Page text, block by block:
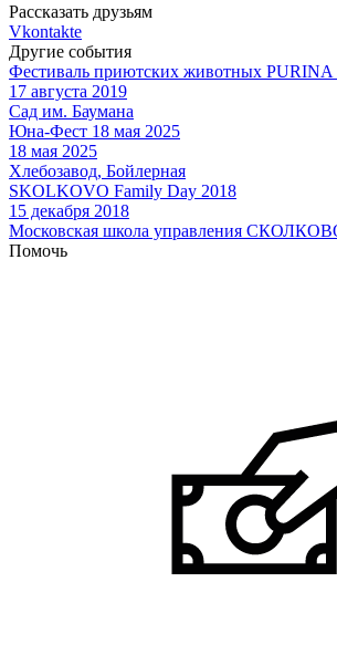
Рассказать друзьям
Vkontakte
Другие события
Фестиваль приютских животных PURINA
17 августа 2019
Сад им. Баумана
Юна-Фест 18 мая 2025
18 мая 2025
Хлебозавод, Бойлерная
SKOLKOVO Family Day 2018
15 декабря 2018
Московская школа управления
Помочь